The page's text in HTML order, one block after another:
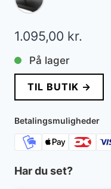
1.095,00 kr.
På lager
TIL BUTIK →
Betalingsmuligheder
Har du set?